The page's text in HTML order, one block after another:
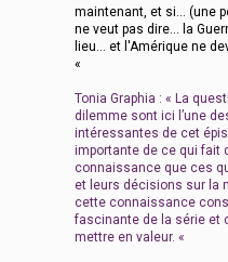
maintenant, et si... (une
ne veut pas dire... la
lieu... et l'Amérique ne
«
Tonia Graphia : « La
dilemme sont ici l’une
intéressantes de cet
importante de ce qui fait
connaissance que ces
et leurs décisions sur la
cette connaissance
fascinante de la série et
mettre en valeur. «